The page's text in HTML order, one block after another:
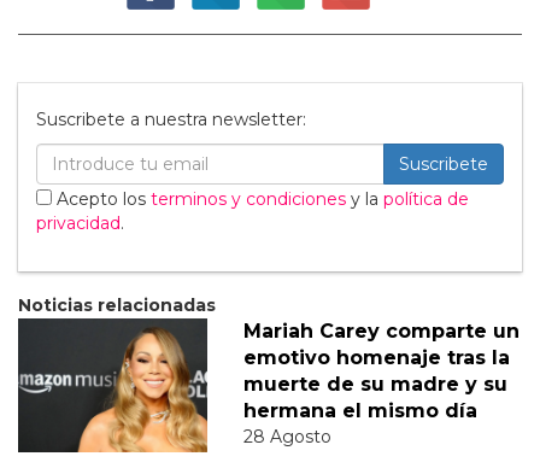
Suscribete a nuestra newsletter:
Suscribete
Acepto los terminos y condiciones y la política de
privacidad.
Noticias relacionadas
Mariah Carey comparte un
emotivo homenaje tras la
muerte de su madre y su
hermana el mismo día
28 Agosto